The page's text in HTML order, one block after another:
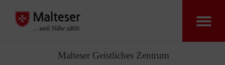
Malteser Geistliches Zentrum